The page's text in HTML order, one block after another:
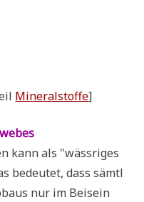
Mine­ral­stof­fe]
kann als "wäss­ri­ges
bedeu­tet, dass sämt­l
nur im Bei­sein